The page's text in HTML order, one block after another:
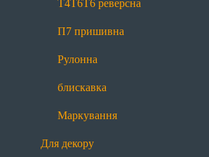
Т4Т6Т6 реверсна
П7 пришивна
Рулонна
блискавка
Маркування
Для декору